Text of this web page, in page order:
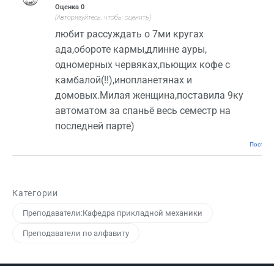
Оценка 0
(Авторизуйтесь, чтобы оценить)
любит рассуждать о 7ми кругах
ада,обороте кармы,длинне ауры,
одномерных червяках,пьющих кофе с
камбалой(!!),инопланетянах и
домовых.Милая женщина,поставила 9ку
автоматом за спаньё весь семестр на
последней парте)
Категории
Преподаватели:Кафедра прикладной механики
Преподаватели по алфавиту